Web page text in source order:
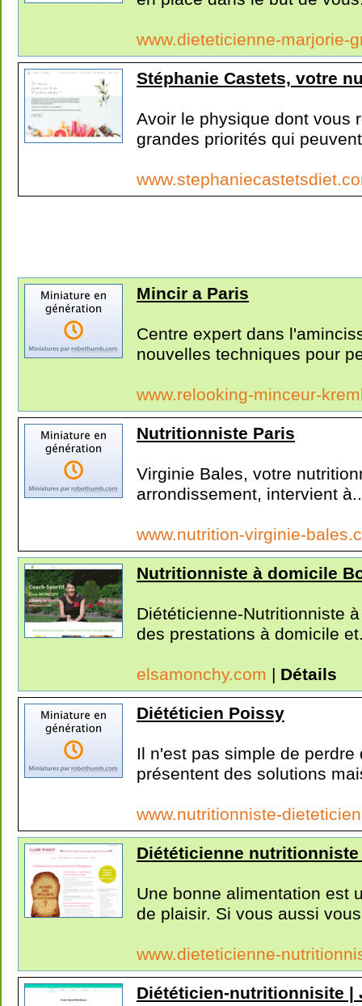
www.dieteticienne-marjorie-
Stéphanie Castets, votre
Avoir le physique dont vous
grandes priorités qui
Mincir a Paris
Centre expert dans
nouvelles techniques pour
www.relooking-minceur-
Nutritionniste Paris
Virginie Bales, votre
arrondissement, intervient
www.nutrition-virginie-
Nutritionniste à domicile
Diététicienne-Nutritionniste
des prestations à domicile
elsamonchy.com | Détails
Diététicien Poissy
Il n'est pas simple de
présentent des solutions
www.nutritionniste-
Diététicienne
Une bonne alimentation est
de plaisir. Si vous aussi
www.dieteticienne-
Diététicien-nutritionnisite |